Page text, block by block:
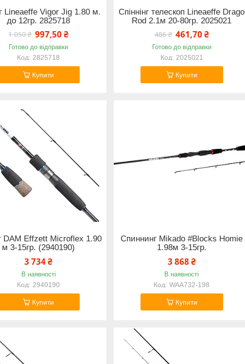
Lineaeffe Vigor Jig 1.80 м.
до 12гр. 2825718
1 050 ₴ 997,50 ₴
Готово до відправки
2825718
Купити
Спіннінг телескоп Lineaeffe Drago
Rod 2.1м 20-80гр. 2025021
486 ₴ 461,70 ₴
Готово до відправки
2025021
Купити
DAM Effzett Microflex 1.90
м 3-15гр. (2940190)
3 734 ₴
В наявності
2940190
Купити
Спиннинг Mikado #Blocks Homie
1.98м 3-15гр.
3 868 ₴
В наявності
WAA732-198
Купити